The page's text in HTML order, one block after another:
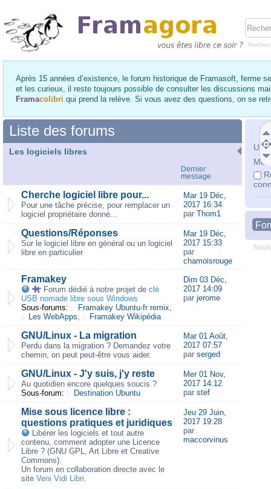
Après 15 années d’existence, le forum historique de Framasoft, ferme
et les curieux, il reste toujours possible de consulter les discussions
Framacolibri qui prend la relève. Si vous avez des questions, on se
Mot
Liste des forums
Les logiciels libres
Dernier
message
Cherche logiciel libre pour...
Pour une tâche précise, pour remplacer un
logiciel propriétaire donné...
Mar 19 Déc,
2017 16:34
par Thom1
Questions/Réponses
Sur le logiciel libre en général ou un logiciel
libre en particulier
Mar 19 Déc,
2017 15:33
par
chamoisrouge
Framakey
Forum dédié à notre projet de clé
USB nomade libre sous Windows
Sous-forums:
Framakey Ubuntu-fr remix,
Les WebApps, Framakey Wikipédia
Dim 03 Déc,
2017 14:09
par jerome
GNU/Linux - La migration
Perdu dans la migration ? Demandez votre
chemin, on peut peut-être vous aider.
Mar 01 Août,
2017 07:57
par serged
GNU/Linux - J'y suis, j'y reste
Au quotidien encore quelques soucis ?
Sous-forum:
Destination Ubuntu
Mer 01 Nov,
2017 14:12
par stef
Mise sous licence libre :
questions pratiques et juridiques
Libérer les logiciels et tout autre
contenu, comment adopter une Licence
Libre ? (GNU GPL, Art Libre et Creative
Commons).
Un forum en collaboration directe avec le
site Veni Vidi Libri.
Jeu 29 Juin,
2017 19:28
par
maccorvinus